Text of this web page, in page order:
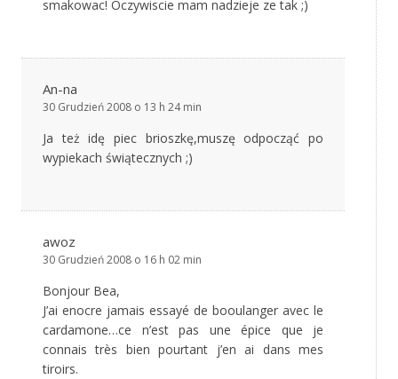
smakowac! Oczywiscie mam nadzieje ze tak ;)
An-na
30 Grudzień 2008 o 13 h 24 min
Ja też idę piec brioszkę,muszę odpocząć po
wypiekach świątecznych ;)
awoz
30 Grudzień 2008 o 16 h 02 min
Bonjour Bea,
J’ai enocre jamais essayé de booulanger avec le
cardamone…ce n’est pas une épice que je
connais très bien pourtant j’en ai dans mes
tiroirs.